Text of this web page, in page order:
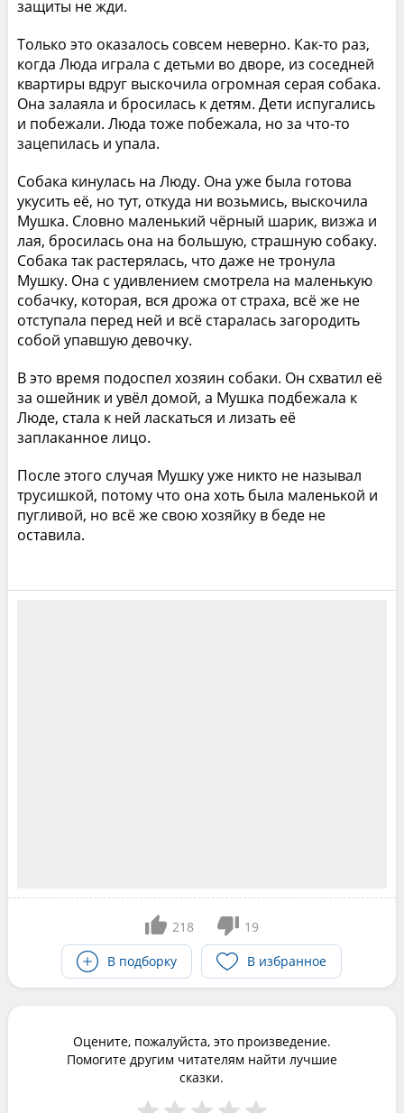
защиты не жди.
Только это оказалось совсем неверно. Как-то раз,
когда Люда играла с детьми во дворе, из соседней
квартиры вдруг выскочила огромная серая собака.
Она залаяла и бросилась к детям. Дети испугались
и побежали. Люда тоже побежала, но за что-то
зацепилась и упала.
Собака кинулась на Люду. Она уже была готова
укусить её, но тут, откуда ни возьмись, выскочила
Мушка. Словно маленький чёрный шарик, визжа и
лая, бросилась она на большую, страшную собаку.
Собака так растерялась, что даже не тронула
Мушку. Она с удивлением смотрела на маленькую
собачку, которая, вся дрожа от страха, всё же не
отступала перед ней и всё старалась загородить
собой упавшую девочку.
В это время подоспел хозяин собаки. Он схватил её
за ошейник и увёл домой, а Мушка подбежала к
Люде, стала к ней ласкаться и лизать её
заплаканное лицо.
После этого случая Мушку уже никто не называл
трусишкой, потому что она хоть была маленькой и
пугливой, но всё же свою хозяйку в беде не
оставила.
218
19
В подборку
В избранное
Оцените, пожалуйста, это произведение.
Помогите другим читателям найти лучшие
сказки.